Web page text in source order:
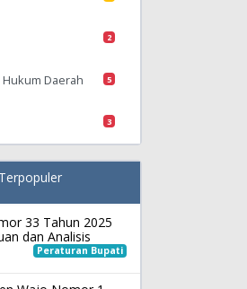
2
Daerah 5
3
33 Tahun 2025
dan Analisis
Peraturan Bupati